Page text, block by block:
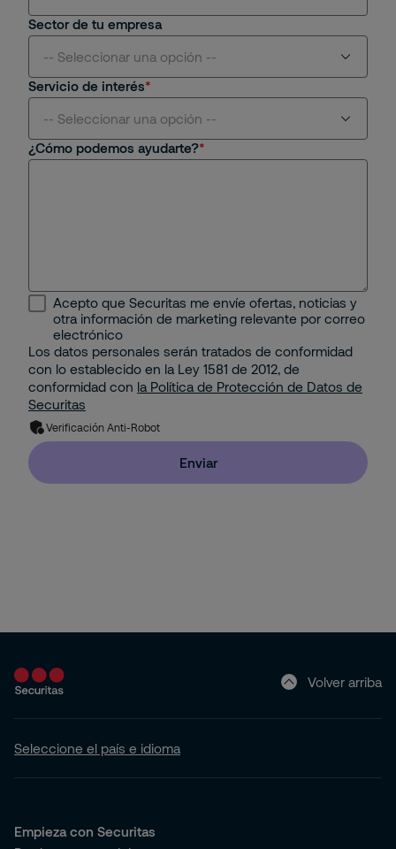
Sector de tu empresa
-- Seleccionar una opción --
Centros Comerciales y Retail
Minería e Hidrocarburos
Portuario
Property
Residencial
Servicio de interés
-- Seleccionar una opción --
Seguridad Mobile
Seguridad Electrónica
Gestión Corporativa del Riesgo
Solución de Seguridad: Integración de 2 o más
Servicios con Tecnología
¿Cómo podemos ayudarte?
Acepto que Securitas me envíe ofertas, noticias y
otra información de marketing relevante por correo
electrónico
Los datos personales serán tratados de conformidad
con lo establecido en la Ley 1581 de 2012, de
conformidad con la Política de Protección de Datos de
Securitas
Verificación Anti-Robot
Enviar
Volver arriba
Seleccione el país e idioma
Empieza con Securitas